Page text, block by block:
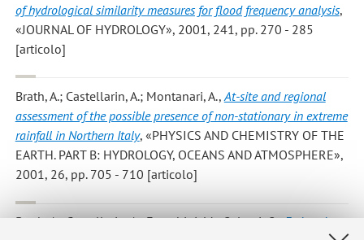
of hydrological similarity measures for flood frequency analysis,
«JOURNAL OF HYDROLOGY», 2001, 241, pp. 270 - 285
[articolo]
Brath, A.; Castellarin, A.; Montanari, A.,At-site and regional
assessment of the possible presence of non-stationary in extreme
rainfall in Northern Italy, «PHYSICS AND CHEMISTRY OF THE
EARTH. PART B: HYDROLOGY, OCEANS AND ATMOSPHERE»,
2001, 26, pp. 705 - 710 [articolo]
Brath, A.; Castellarin, A.; Franchini, M.; Galeati, G.,Estimating